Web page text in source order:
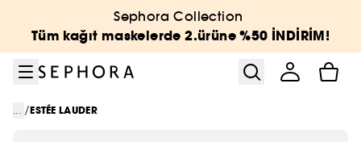
Sephora Collection
Tüm kağıt maskelerde 2.ürüne %50 İNDİRİM!
... /ESTÉE LAUDER